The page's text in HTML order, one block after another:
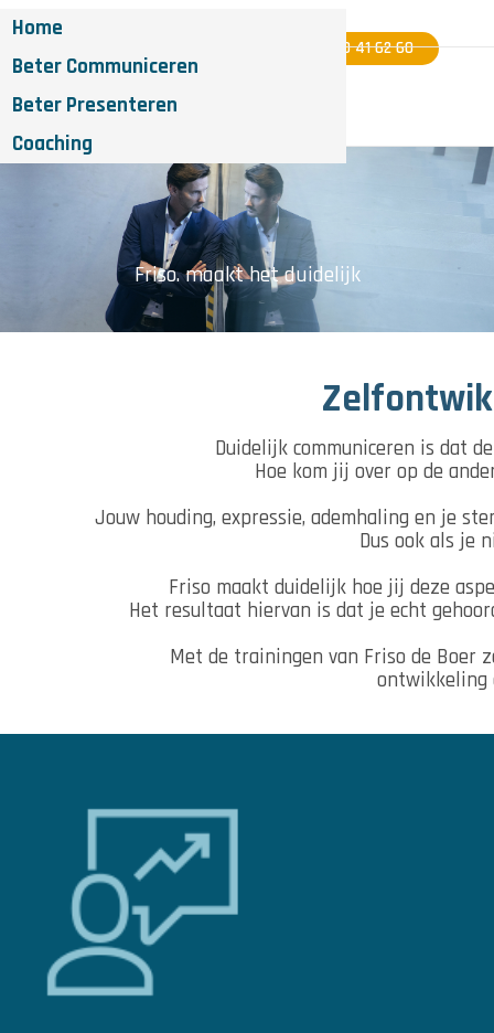
06 - 40 41 62 60
Home
Beter Communiceren
Beter Presenteren
Coaching
Friso. maakt het duidelijk
Duidelijk communiceren is dat
Hoe kom jij over op de
Jouw houding, expressie, ademhaling en je
Dus ook als je
Friso maakt duidelijk hoe jij deze
Het resultaat hiervan is dat je echt
Met de trainingen van Friso de Boer
ontwikkeling